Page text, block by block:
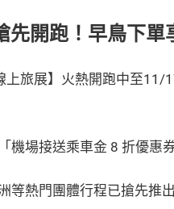
先開跑！早鳥下單
上旅展】火熱開跑中至11/
機場接送乘車金 8 折優惠
等熱門團體行程已搶先推